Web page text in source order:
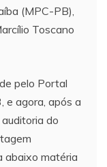
(MPC-PB),
Toscano
pelo Portal
e agora, após a
do
abaixo matéria